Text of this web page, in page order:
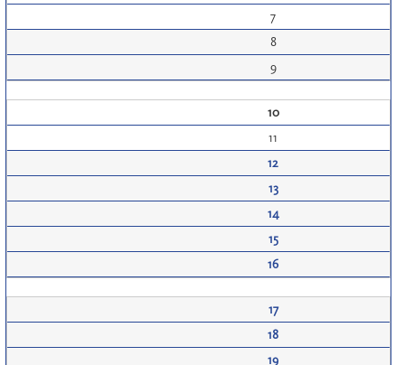
7
8
9
10
11
12
13
14
15
16
17
18
19